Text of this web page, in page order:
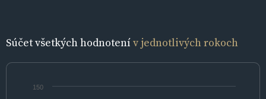
Súčet všetkých hodnotenív jednotlivých rokoch
150